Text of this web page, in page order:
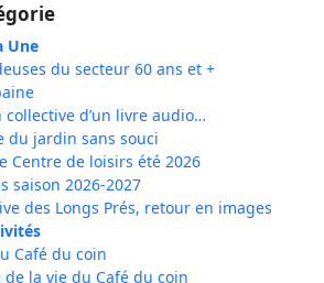
Une
du secteur 60 ans et +
collective d’un livre audio…
du jardin sans souci
Centre de loisirs été 2026
saison 2026-2027
des Longs Prés, retour en images
Café du coin
de la vie du Café du coin